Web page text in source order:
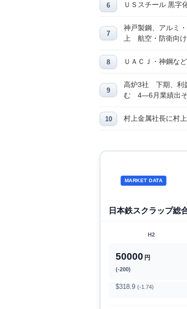
ＵＳスチール 黒
神戸製鋼、アルミ
上 航空・防衛向け
ＵＡＣＪ・神鋼な
高炉3社 下期、利
む 4―6月業績出そ
村上金属社長に村
MARKET DATA
日本鉄スクラップ総
H2
50000 円
(-200)
$318.9 (-1.74)